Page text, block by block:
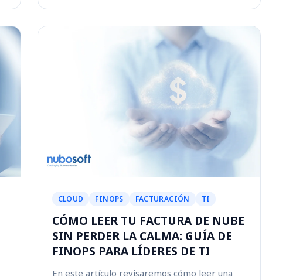
CLOUD FINOPS FACTURACIÓN TI
CÓMO LEER TU FACTURA DE NUBE
SIN PERDER LA CALMA: GUÍA DE
FINOPS PARA LÍDERES DE TI
En este artículo revisaremos cómo leer una